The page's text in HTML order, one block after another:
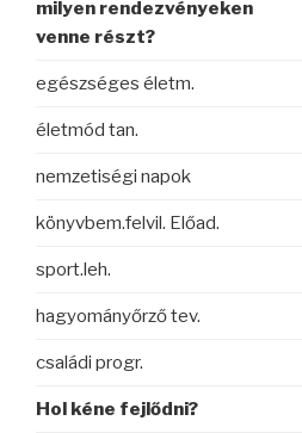
milyen rendezvényeken
venne részt?
egészséges életm.
életmód tan.
nemzetiségi napok
könyvbem.felvil. Előad.
sport.leh.
hagyományőrző tev.
családi progr.
Hol kéne fejlődni?